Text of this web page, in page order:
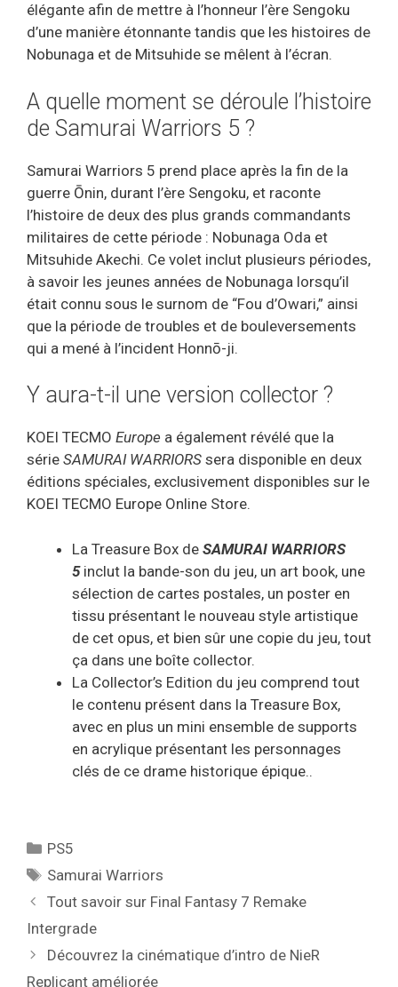
élégante afin de mettre à l’honneur l’ère Sengoku
d’une manière étonnante tandis que les histoires de
Nobunaga et de Mitsuhide se mêlent à l’écran.
A quelle moment se déroule l’histoire
de Samurai Warriors 5 ?
Samurai Warriors 5 prend place après la fin de la
guerre Ōnin, durant l’ère Sengoku, et raconte
l’histoire de deux des plus grands commandants
militaires de cette période : Nobunaga Oda et
Mitsuhide Akechi. Ce volet inclut plusieurs périodes,
à savoir les jeunes années de Nobunaga lorsqu’il
était connu sous le surnom de “Fou d’Owari,” ainsi
que la période de troubles et de bouleversements
qui a mené à l’incident Honnō-ji.
Y aura-t-il une version collector ?
KOEI TECMO Europe a également révélé que la
série SAMURAI WARRIORS sera disponible en deux
éditions spéciales, exclusivement disponibles sur le
KOEI TECMO Europe Online Store.
La Treasure Box de SAMURAI WARRIORS
5inclut la bande-son du jeu, un art book, une
sélection de cartes postales, un poster en
tissu présentant le nouveau style artistique
de cet opus, et bien sûr une copie du jeu, tout
ça dans une boîte collector.
La Collector’s Edition du jeu comprend tout
le contenu présent dans la Treasure Box,
avec en plus un mini ensemble de supports
en acrylique présentant les personnages
clés de ce drame historique épique..
Catégories
PS5
Étiquettes
Samurai Warriors
Tout savoir sur Final Fantasy 7 Remake
Intergrade
Découvrez la cinématique d’intro de NieR
Replicant améliorée